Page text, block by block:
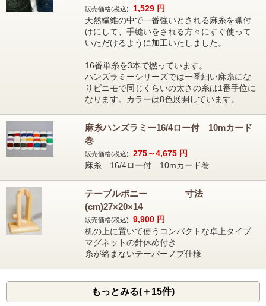
販売価格(税込): 1,529 円
天然繊維の中で一番強いとされる麻糸を蝋付
けにして、手縫いをされる方々にすぐ使って
いただけるように加工いたしました。
16番単糸を3本で撚っています。
ハンズラミーシリーズでは一番細い麻糸にな
りビニモで同じくらいの太さの糸は1番手位に
なります。カラーは8色展開しています。
麻糸ハンズラミー16/4ロー付 10mカード
巻
販売価格(税込): 275～4,675 円
麻糸 16/4ロー付 10mカード巻
テーブルポニー 寸法
(cm)27×20×14
販売価格(税込): 9,900 円
机の上に置いて使うコンパクトな卓上タイプ
マグネットの針休め付き
糸が絡まないテーパーノブ仕様
もっとみる(＋15件)